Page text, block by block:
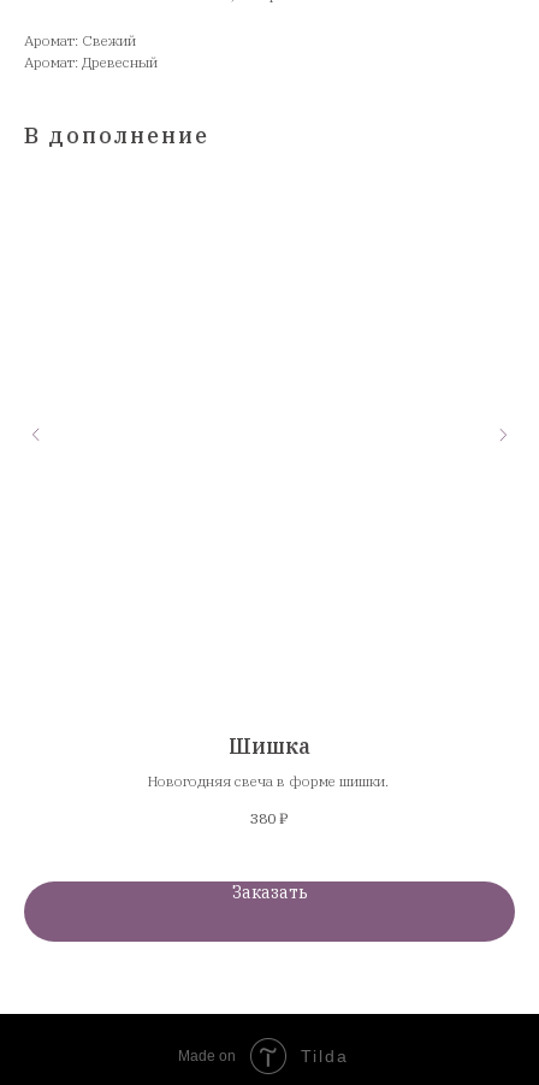
Аромат: Свежий
Аромат: Древесный
В дополнение
Шишка
Новогодняя свеча в форме шишки.
380 ₽
Заказать
Made on Tilda